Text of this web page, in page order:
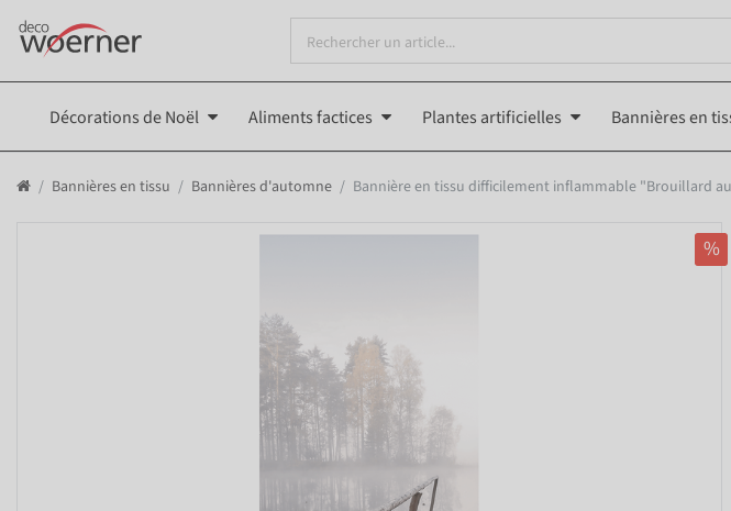
Décorations de Noël Aliments factices Plantes artificielles Bannières en
Bannières en tissu Bannières d'automne Bannière en tissu difficilement inflammable "Brouillard
%